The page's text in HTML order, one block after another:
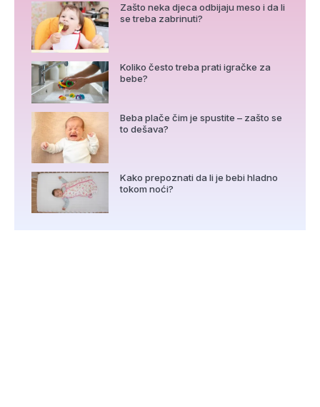
Zašto neka djeca odbijaju meso i da li
se treba zabrinuti?
Koliko često treba prati igračke za
bebe?
Beba plače čim je spustite – zašto se
to dešava?
Kako prepoznati da li je bebi hladno
tokom noći?